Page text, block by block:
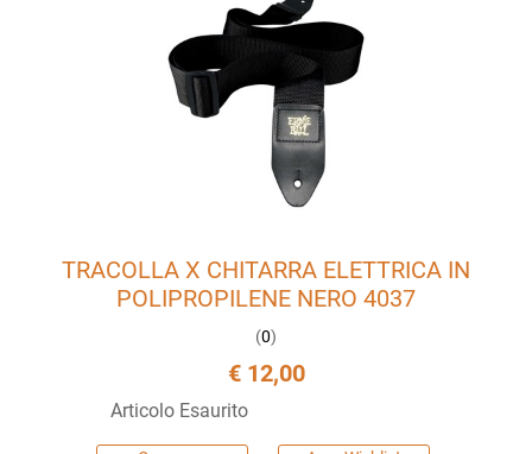
TRACOLLA X CHITARRA ELETTRICA IN
POLIPROPILENE NERO 4037
(0)
€ 12,00
Articolo Esaurito